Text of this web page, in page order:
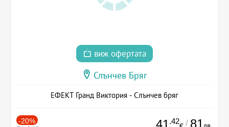
виж офертата
Слънчев Бряг
ЕФЕКТ Гранд Виктория - Слънчев бряг
-20% 41 .42 / 81